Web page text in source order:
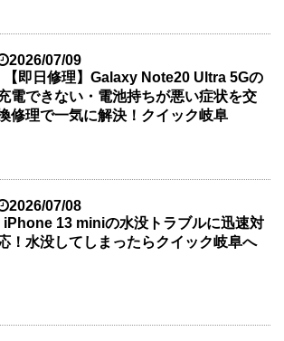
2026/07/09
【即日修理】Galaxy Note20 Ultra 5Gの
電できない・電池持ちが悪い症状を交
修理で一気に解決！クイック岐阜
2026/07/08
iPhone 13 miniの水没トラブルに迅速対
！水没してしまったらクイック岐阜へ